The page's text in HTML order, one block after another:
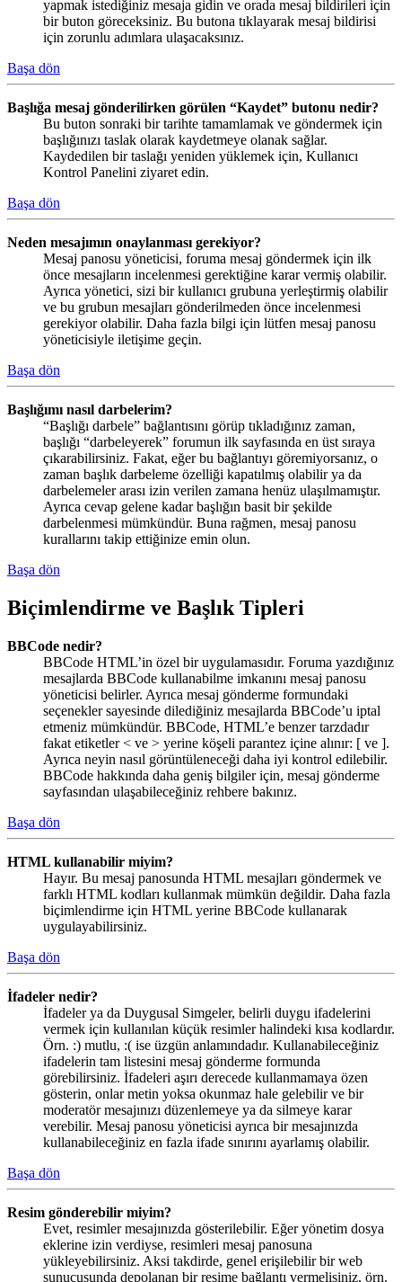
yapmak istediğiniz mesaja gidin ve orada mesaj bildirileri için
bir buton göreceksiniz. Bu butona tıklayarak mesaj bildirisi
için zorunlu adımlara ulaşacaksınız.
Başa dön
Başlığa mesaj gönderilirken görülen “Kaydet” butonu nedir?
Bu buton sonraki bir tarihte tamamlamak ve göndermek için
başlığınızı taslak olarak kaydetmeye olanak sağlar.
Kaydedilen bir taslağı yeniden yüklemek için, Kullanıcı
Kontrol Panelini ziyaret edin.
Başa dön
Neden mesajımın onaylanması gerekiyor?
Mesaj panosu yöneticisi, foruma mesaj göndermek için ilk
önce mesajların incelenmesi gerektiğine karar vermiş olabilir.
Ayrıca yönetici, sizi bir kullanıcı grubuna yerleştirmiş olabilir
ve bu grubun mesajları gönderilmeden önce incelenmesi
gerekiyor olabilir. Daha fazla bilgi için lütfen mesaj panosu
yöneticisiyle iletişime geçin.
Başa dön
Başlığımı nasıl darbelerim?
“Başlığı darbele” bağlantısını görüp tıkladığınız zaman,
başlığı “darbeleyerek” forumun ilk sayfasında en üst sıraya
çıkarabilirsiniz. Fakat, eğer bu bağlantıyı göremiyorsanız, o
zaman başlık darbeleme özelliği kapatılmış olabilir ya da
darbelemeler arası izin verilen zamana henüz ulaşılmamıştır.
Ayrıca cevap gelene kadar başlığın basit bir şekilde
darbelenmesi mümkündür. Buna rağmen, mesaj panosu
kurallarını takip ettiğinize emin olun.
Başa dön
Biçimlendirme ve Başlık Tipleri
BBCode nedir?
BBCode HTML’in özel bir uygulamasıdır. Foruma yazdığınız
mesajlarda BBCode kullanabilme imkanını mesaj panosu
yöneticisi belirler. Ayrıca mesaj gönderme formundaki
seçenekler sayesinde dilediğiniz mesajlarda BBCode’u iptal
etmeniz mümkündür. BBCode, HTML’e benzer tarzdadır
fakat etiketler < ve > yerine köşeli parantez içine alınır: [ ve ].
Ayrıca neyin nasıl görüntüleneceği daha iyi kontrol edilebilir.
BBCode hakkında daha geniş bilgiler için, mesaj gönderme
sayfasından ulaşabileceğiniz rehbere bakınız.
Başa dön
HTML kullanabilir miyim?
Hayır. Bu mesaj panosunda HTML mesajları göndermek ve
farklı HTML kodları kullanmak mümkün değildir. Daha fazla
biçimlendirme için HTML yerine BBCode kullanarak
uygulayabilirsiniz.
Başa dön
İfadeler nedir?
İfadeler ya da Duygusal Simgeler, belirli duygu ifadelerini
vermek için kullanılan küçük resimler halindeki kısa kodlardır.
Örn. :) mutlu, :( ise üzgün anlamındadır. Kullanabileceğiniz
ifadelerin tam listesini mesaj gönderme formunda
görebilirsiniz. İfadeleri aşırı derecede kullanmamaya özen
gösterin, onlar metin yoksa okunmaz hale gelebilir ve bir
moderatör mesajınızı düzenlemeye ya da silmeye karar
verebilir. Mesaj panosu yöneticisi ayrıca bir mesajınızda
kullanabileceğiniz en fazla ifade sınırını ayarlamış olabilir.
Başa dön
Resim gönderebilir miyim?
Evet, resimler mesajınızda gösterilebilir. Eğer yönetim dosya
eklerine izin verdiyse, resimleri mesaj panosuna
yükleyebilirsiniz. Aksi takdirde, genel erişilebilir bir web
sunucusunda depolanan bir resime bağlantı vermelisiniz, örn.